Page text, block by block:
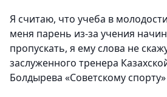
Я считаю, что учеба в
меня парень из-за учения
пропускать, я ему слова не
заслуженного тренера
Болдырева «Советскому спорту»